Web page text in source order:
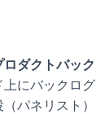
ロダクトバック
にバックログ
パネリスト）